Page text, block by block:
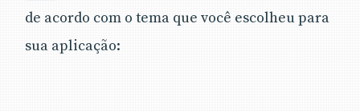
de acordo com o tema que você escolheu para
sua aplicação: